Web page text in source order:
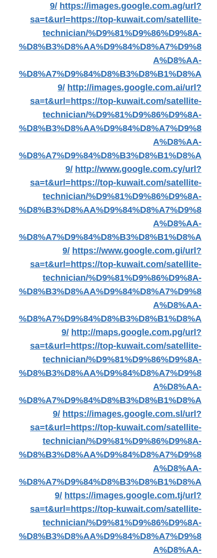
9/ https://images.google.com.ag/url?
sa=t&url=https://top-kuwait.com/satellite-
technician/%D9%81%D9%86%D9%8A-
%D8%B3%D8%AA%D9%84%D8%A7%D9%8
A%D8%AA-
%D8%A7%D9%84%D8%B3%D8%B1%D8%A
9/ http://images.google.com.ai/url?
sa=t&url=https://top-kuwait.com/satellite-
technician/%D9%81%D9%86%D9%8A-
%D8%B3%D8%AA%D9%84%D8%A7%D9%8
A%D8%AA-
%D8%A7%D9%84%D8%B3%D8%B1%D8%A
9/ http://www.google.com.cy/url?
sa=t&url=https://top-kuwait.com/satellite-
technician/%D9%81%D9%86%D9%8A-
%D8%B3%D8%AA%D9%84%D8%A7%D9%8
A%D8%AA-
%D8%A7%D9%84%D8%B3%D8%B1%D8%A
9/ https://www.google.com.gi/url?
sa=t&url=https://top-kuwait.com/satellite-
technician/%D9%81%D9%86%D9%8A-
%D8%B3%D8%AA%D9%84%D8%A7%D9%8
A%D8%AA-
%D8%A7%D9%84%D8%B3%D8%B1%D8%A
9/ http://maps.google.com.pg/url?
sa=t&url=https://top-kuwait.com/satellite-
technician/%D9%81%D9%86%D9%8A-
%D8%B3%D8%AA%D9%84%D8%A7%D9%8
A%D8%AA-
%D8%A7%D9%84%D8%B3%D8%B1%D8%A
9/ https://images.google.com.sl/url?
sa=t&url=https://top-kuwait.com/satellite-
technician/%D9%81%D9%86%D9%8A-
%D8%B3%D8%AA%D9%84%D8%A7%D9%8
A%D8%AA-
%D8%A7%D9%84%D8%B3%D8%B1%D8%A
9/ https://images.google.com.tj/url?
sa=t&url=https://top-kuwait.com/satellite-
technician/%D9%81%D9%86%D9%8A-
%D8%B3%D8%AA%D9%84%D8%A7%D9%8
A%D8%AA-